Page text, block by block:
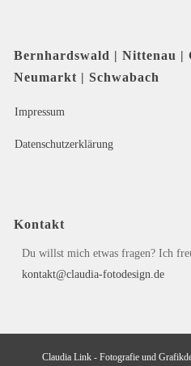
Bernhardswald | Nittenau |
Neumarkt | Schwabach
Impressum
Datenschutzerklärung
Kontakt
Du willst mich etwas fragen? Ich
kontakt@claudia-fotodesign.de
Claudia Link - Fotografie und